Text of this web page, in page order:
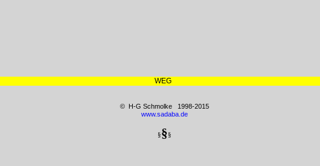
WEG
© H-G Schmolke 1998-2015
www.sadaba.de
§§§